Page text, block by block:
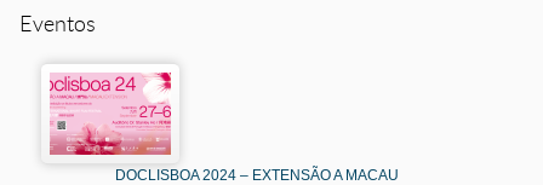
Eventos
DOCLISBOA 2024 – EXTENSÃO A MACAU